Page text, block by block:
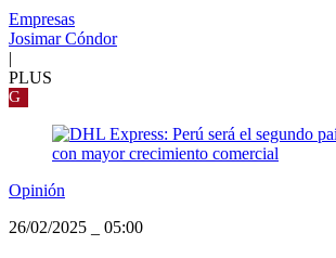
Empresas
Josimar Cóndor
|
PLUS
G
Opinión
26/02/2025
05:00